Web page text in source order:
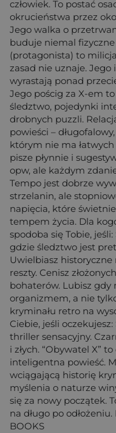
człowiek. To postać
okrucieństwa przez
Jego walka o
buduje niemal
(protagonista) to
zasad nie uznaje.
wyrastają ponad
Jego pościg za X-em
śledztwo, pojedynki
drobnych puzzli.
powieści –
którym nie ma
pisze płynnie i
opw, ale każdym
Tempo jest dobrze
strzelanin, ale
napięcia, które
tempem życia. Dla
spodoba się Tobie,
gdzie śledztwo jest
Uwielbiasz
reszty. Cenisz
bohaterów. Lubisz gdy
organizmem, a nie
kryminału retro na
Ciebie, jeśli
thriller sensacyjny.
i złych. “Obywatel X”
inteligentna powieść.
wciągającą historię
myślenia o naturze
się za nowy początek.
na długo po
BOOKS